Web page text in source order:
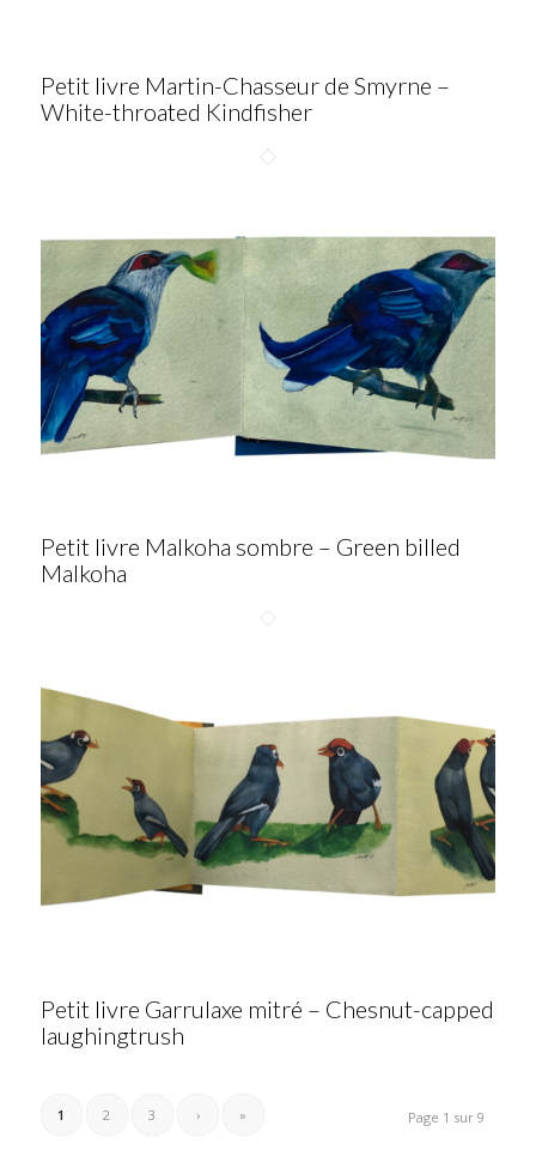
Petit livre Martin-Chasseur de Smyrne –
White-throated Kindfisher
Petit livre Malkoha sombre – Green billed
Malkoha
Petit livre Garrulaxe mitré – Chesnut-capped
laughingtrush
Page 1 sur 9
1 2 3 › »